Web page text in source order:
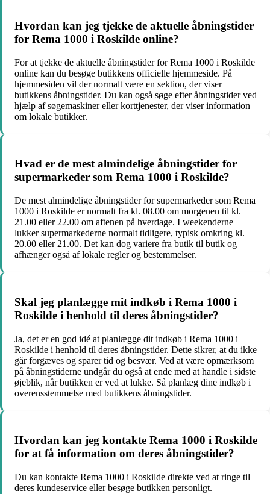
Hvordan kan jeg tjekke de aktuelle åbningstider
for Rema 1000 i Roskilde online?
For at tjekke de aktuelle åbningstider for Rema 1000 i Roskilde
online kan du besøge butikkens officielle hjemmeside. På
hjemmesiden vil der normalt være en sektion, der viser
butikkens åbningstider. Du kan også søge efter åbningstider ved
hjælp af søgemaskiner eller korttjenester, der viser information
om lokale butikker.
Hvad er de mest almindelige åbningstider for
supermarkeder som Rema 1000 i Roskilde?
De mest almindelige åbningstider for supermarkeder som Rema
1000 i Roskilde er normalt fra kl. 08.00 om morgenen til kl.
21.00 eller 22.00 om aftenen på hverdage. I weekenderne
lukker supermarkederne normalt tidligere, typisk omkring kl.
20.00 eller 21.00. Det kan dog variere fra butik til butik og
afhænger også af lokale regler og bestemmelser.
Skal jeg planlægge mit indkøb i Rema 1000 i
Roskilde i henhold til deres åbningstider?
Ja, det er en god idé at planlægge dit indkøb i Rema 1000 i
Roskilde i henhold til deres åbningstider. Dette sikrer, at du ikke
går forgæves og sparer tid og besvær. Ved at være opmærksom
på åbningstiderne undgår du også at ende med at handle i sidste
øjeblik, når butikken er ved at lukke. Så planlæg dine indkøb i
overensstemmelse med butikkens åbningstider.
Hvordan kan jeg kontakte Rema 1000 i Roskilde
for at få information om deres åbningstider?
Du kan kontakte Rema 1000 i Roskilde direkte ved at ringe til
deres kundeservice eller besøge butikken personligt.